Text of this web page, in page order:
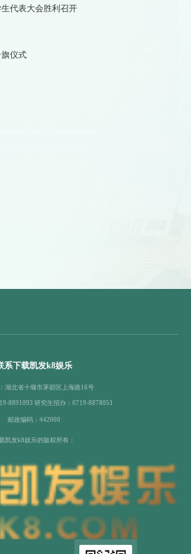
代表大会胜利召开
仪式
系下载凯发k8娱乐
湖北省十堰市茅箭区上海路16号
8891093 研究生招办：0719-8878051
邮政编码：442000
凯发k8娱乐的版权所有：